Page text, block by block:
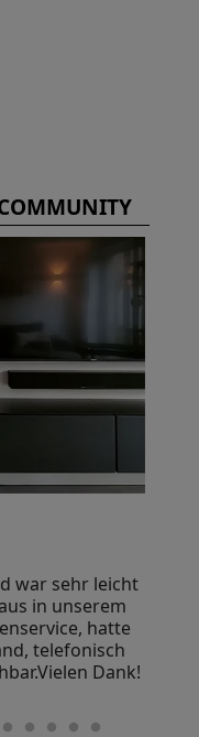
war sehr leicht
in unserem
hatte
telefonisch
Dank!